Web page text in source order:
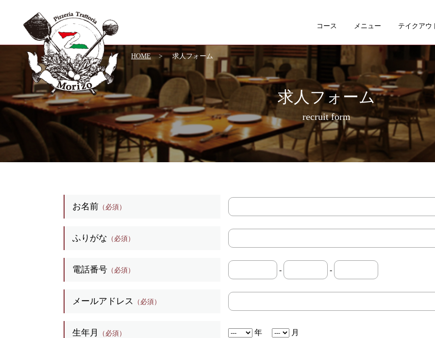
コース メニュー テイクアウ
HOME 求人フォーム
求人フォーム
お名前 （必須）
ふりがな （必須）
電話番号 （必須） - -
メールアドレス （必須）
生年月 （必須） 年 月